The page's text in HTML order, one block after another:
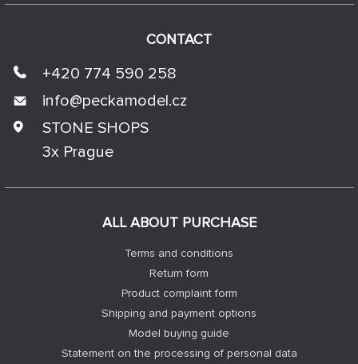
ALL ABOUT PURCHASE
Terms and conditions
Return form
Product complaint form
Shipping and payment options
Model buying guide
Statement on the processing of personal data
CONTACT
+420 774 590 258
info@peckamodel.cz
STONE SHOPS
3x Prague